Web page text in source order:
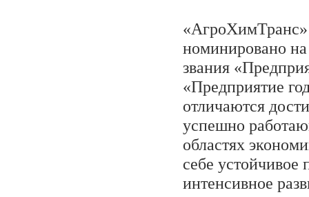
«АгроХимТранс»
номинировано
звания
«Предприятие
отличаются
успешно
областях
себе
интенсивное